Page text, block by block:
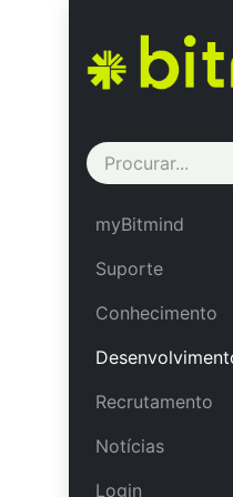
myBitmind
Suporte
Conhecimento
Recrutamento
Notícias
Login
A
forma
trazendo
eficiência,
contexto
indústria,
em